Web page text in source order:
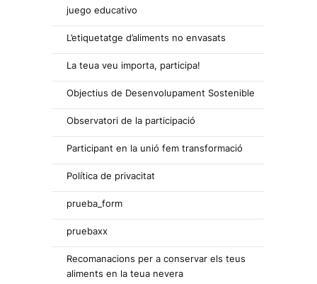
juego educativo
L’etiquetatge d’aliments no envasats
La teua veu importa, participa!
Objectius de Desenvolupament Sostenible
Observatori de la participació
Participant en la unió fem transformació
Política de privacitat
prueba_form
pruebaxx
Recomanacions per a conservar els teus
aliments en la teua nevera